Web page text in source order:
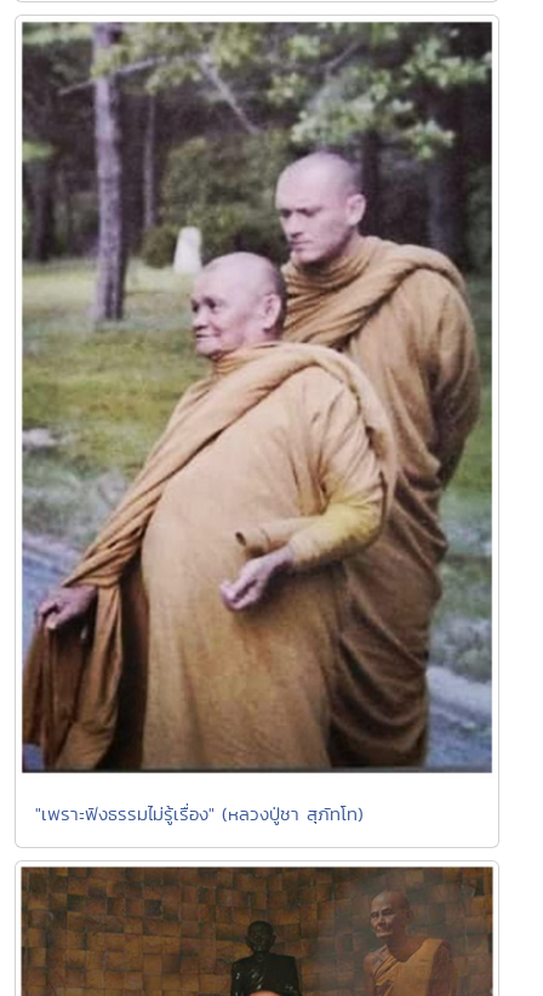
"เพราะฟังธรรมไม่รู้เรื่อง" (หลวงปู่ชา สุภัทโท)